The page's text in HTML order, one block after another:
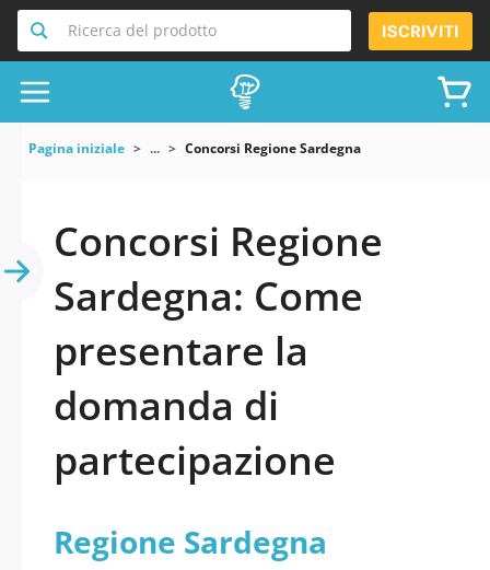
Ricerca del prodotto ISCRIVITI
Pagina iniziale ... Concorsi Regione Sardegna
Concorsi Regione
Sardegna: Come
presentare la
domanda di
partecipazione
Regione Sardegna